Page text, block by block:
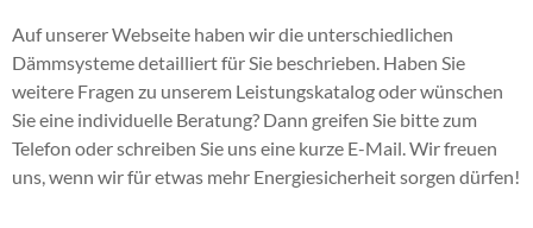
Dachdämmung
Dachschrägendämmung
Dämmung
Einblasdämmung
Einblasen
Flachdachdämmung
Auf unserer Webseite haben wir die unterschiedlichen
Dämmsysteme detailliert für Sie beschrieben. Haben Sie
weitere Fragen zu unserem Leistungskatalog oder wünschen
Sie eine individuelle Beratung? Dann greifen Sie bitte zum
Telefon oder schreiben Sie uns eine kurze E-Mail. Wir freuen
uns, wenn wir für etwas mehr Energiesicherheit sorgen dürfen!